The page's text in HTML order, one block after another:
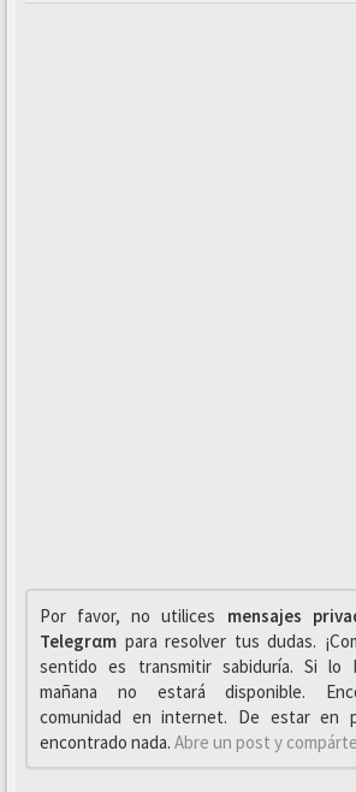
Por favor, no utilices mensajes
Telegrαm para resolver tus dudas.
sentido es transmitir sabiduría. Si lo
mañana no estará disponible.
comunidad en internet. De estar en
encontrado nada. Abre un post y